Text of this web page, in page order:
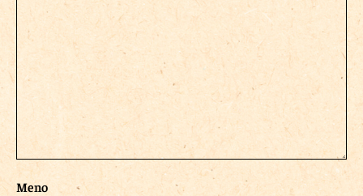
Meno